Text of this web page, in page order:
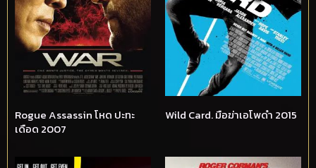
Rogue Assassin โหด ปะทะ
เดือด 2007
Wild Card. มือฆ่าเอโพดำ 2015